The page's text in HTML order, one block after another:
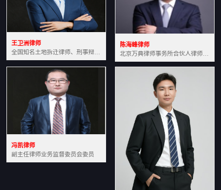
王卫洲律师
全国知名土地拆迁律师、刑事辩护律师北京万典律师事务所主任中国法学会会员北京市行政法研究会理事
陈海峰律师
北京万典律师事务所合伙人律师土地房产专业资深律师
冯凯律师
副主任律师业务监督委员会委员